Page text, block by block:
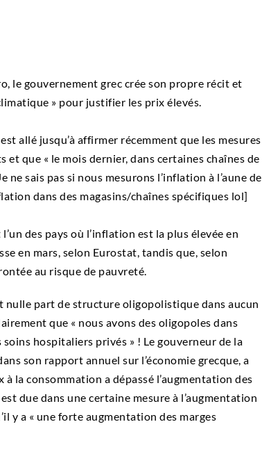
le gouvernement grec crée son propre récit et
» pour justifier les prix élevés.
allé jusqu’à affirmer récemment que les mesures
que « le mois dernier, dans certaines chaînes de
ne sais pas si nous mesurons l’inflation à l’aune de
dans des magasins/chaînes spécifiques lol]
des pays où l’inflation est la plus élevée en
en mars, selon Eurostat, tandis que, selon
au risque de pauvreté.
part de structure oligopolistique dans aucun
que « nous avons des oligopoles dans
hospitaliers privés » ! Le gouverneur de la
son rapport annuel sur l’économie grecque, a
la consommation a dépassé l’augmentation des
due dans une certaine mesure à l’augmentation
y a « une forte augmentation des marges